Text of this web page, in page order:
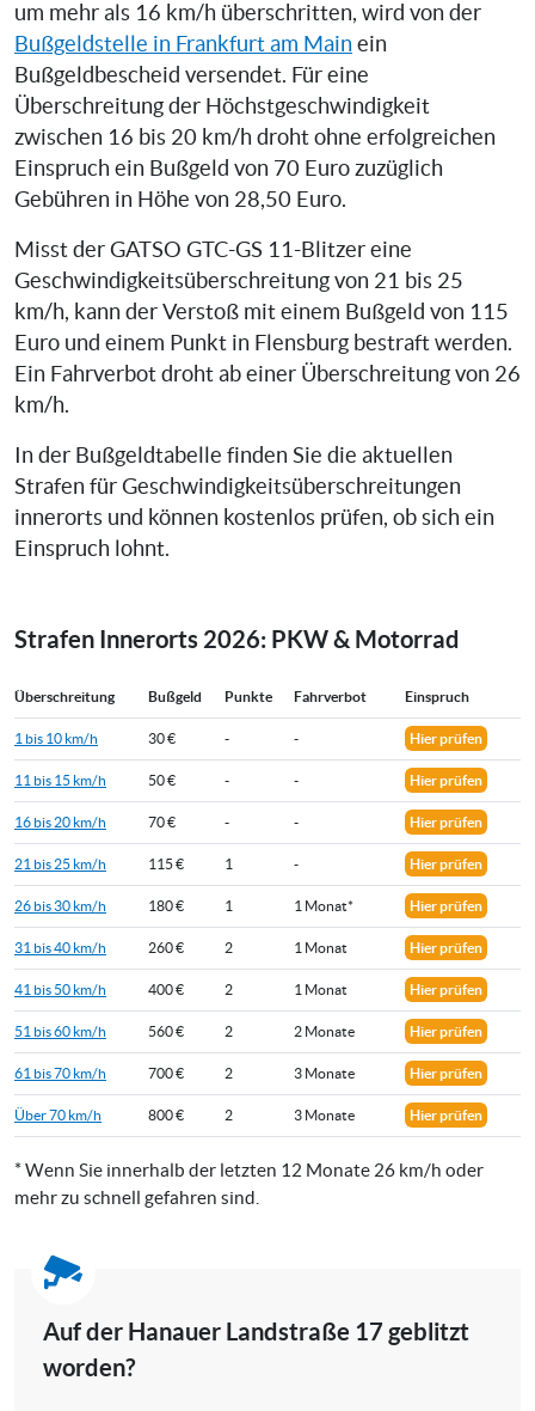
um mehr als 16 km/h überschritten, wird von der
Bußgeldstelle in Frankfurt am Main ein
Bußgeldbescheid versendet. Für eine
Überschreitung der Höchstgeschwindigkeit
zwischen 16 bis 20 km/h droht ohne erfolgreichen
Einspruch ein Bußgeld von 70 Euro zuzüglich
Gebühren in Höhe von 28,50 Euro.
Misst der GATSO GTC-GS 11-Blitzer eine
Geschwindigkeitsüberschreitung von 21 bis 25
km/h, kann der Verstoß mit einem Bußgeld von 115
Euro und einem Punkt in Flensburg bestraft werden.
Ein Fahrverbot droht ab einer Überschreitung von 26
km/h.
In der Bußgeldtabelle finden Sie die aktuellen
Strafen für Geschwindigkeitsüberschreitungen
innerorts und können kostenlos prüfen, ob sich ein
Einspruch lohnt.
Strafen Innerorts 2026: PKW & Motorrad
Überschreitung Bußgeld Punkte Fahrverbot Einspruch
1 bis 10 km/h 30 € - - Hier prüfen
11 bis 15 km/h 50 € - - Hier prüfen
16 bis 20 km/h 70 € - - Hier prüfen
21 bis 25 km/h 115 € 1 - Hier prüfen
26 bis 30 km/h 180 € 1 1 Monat* Hier prüfen
31 bis 40 km/h 260 € 2 1 Monat Hier prüfen
41 bis 50 km/h 400 € 2 1 Monat Hier prüfen
51 bis 60 km/h 560 € 2 2 Monate Hier prüfen
61 bis 70 km/h 700 € 2 3 Monate Hier prüfen
Über 70 km/h 800 € 2 3 Monate Hier prüfen
* Wenn Sie innerhalb der letzten 12 Monate 26 km/h oder
mehr zu schnell gefahren sind.
Auf der Hanauer Landstraße 17 geblitzt
worden?